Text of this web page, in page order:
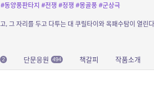
#동양풍판타지 #전쟁 #정쟁 #몽골풍#군상극
2 단문응원 494 책갈피 작품소개